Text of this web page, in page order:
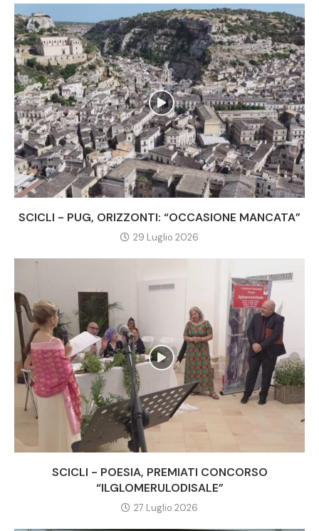
SCICLI - PUG, ORIZZONTI: “OCCASIONE MANCATA”
29 Luglio 2026
SCICLI - POESIA, PREMIATI CONCORSO
“ILGLOMERULODISALE”
27 Luglio 2026